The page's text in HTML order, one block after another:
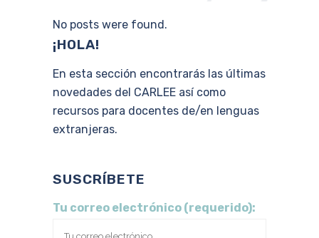
No posts were found.
¡HOLA!
En esta sección encontrarás las últimas
novedades del CARLEE así como
recursos para docentes de/en lenguas
extranjeras.
SUSCRÍBETE
Tu correo electrónico (requerido):